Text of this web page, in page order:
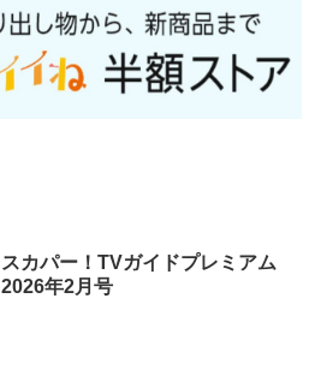
スカパー！TVガイドプレミアム
2026年2月号